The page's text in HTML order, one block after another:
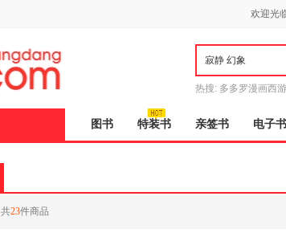
欢迎光
热搜: 多多罗漫画西
图书 特装书 亲签书 电子书
共23件商品